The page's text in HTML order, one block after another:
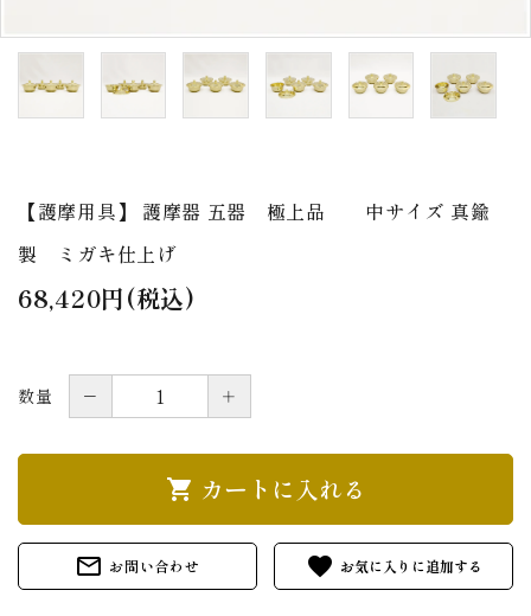
【護摩用具】 護摩器 五器 極上品 中サイズ 真鍮
製 ミガキ仕上げ
68,420円(税込)
数量 － ＋
shopping_cart カートに入れる
mail_outline お問い合わせ favorite